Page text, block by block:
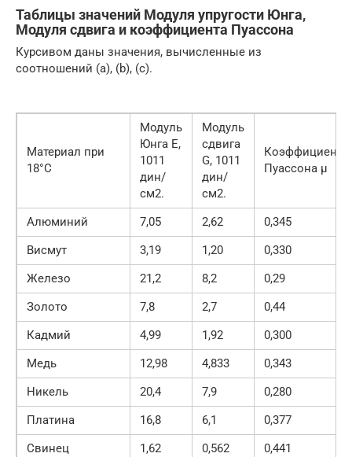
Таблицы значений Модуля упругости Юнга,
Модуля сдвига и коэффициента Пуассона
Курсивом даны значения, вычисленные из
соотношений (a), (b), (c).
Материал при
18°С
Модуль
Юнга E,
1011
дин/
см2.
Модуль
сдвига
G, 1011
дин/
см2.
Коэффициент
Пуассона µ
Алюминий 7,05 2,62
0,345
Висмут
3,19 1,20
0,330
Железо
21,2 8,2
0,29
Золото
7,8 2,7
0,44
Кадмий
4,99 1,92
0,300
Медь
12,98 4,833
0,343
Никель
20,4 7,9
0,280
Платина
16,8 6,1
0,377
Свинец
1,62 0,562
0,441